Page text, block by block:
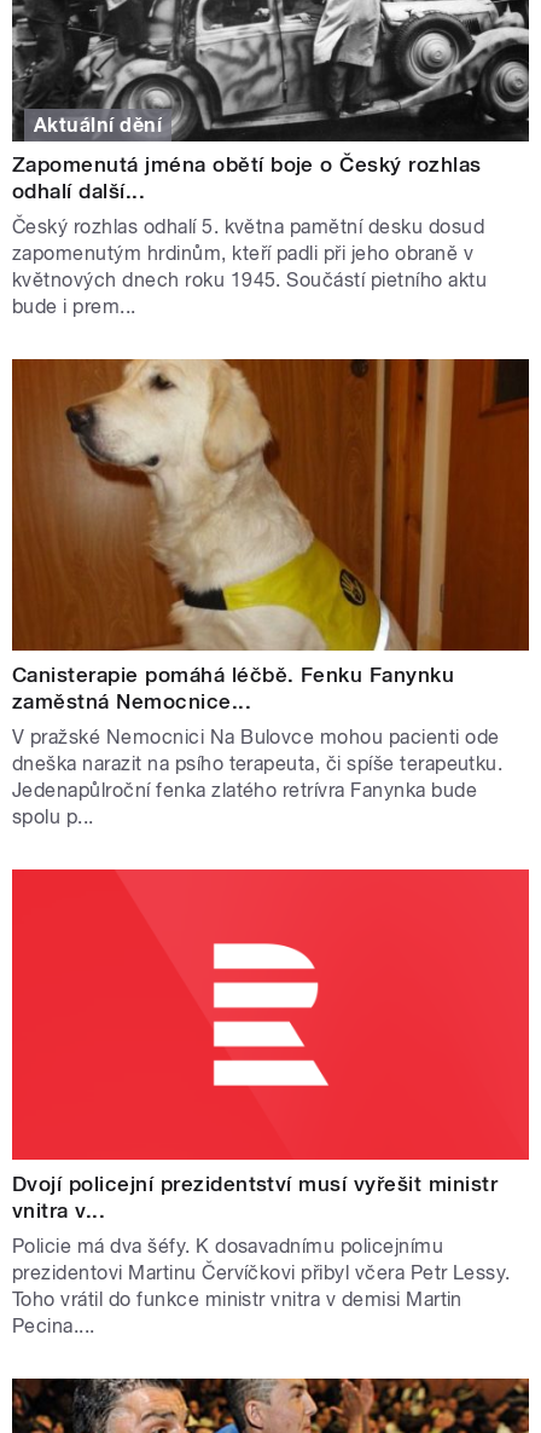
Aktuální dění
Zapomenutá jména obětí boje o Český rozhlas
odhalí další...
Český rozhlas odhalí 5. května pamětní desku dosud
zapomenutým hrdinům, kteří padli při jeho obraně v
květnových dnech roku 1945. Součástí pietního aktu
bude i prem...
Canisterapie pomáhá léčbě. Fenku Fanynku
zaměstná Nemocnice...
V pražské Nemocnici Na Bulovce mohou pacienti ode
dneška narazit na psího terapeuta, či spíše terapeutku.
Jedenapůlroční fenka zlatého retrívra Fanynka bude
spolu p...
Dvojí policejní prezidentství musí vyřešit ministr
vnitra v...
Policie má dva šéfy. K dosavadnímu policejnímu
prezidentovi Martinu Červíčkovi přibyl včera Petr Lessy.
Toho vrátil do funkce ministr vnitra v demisi Martin
Pecina....